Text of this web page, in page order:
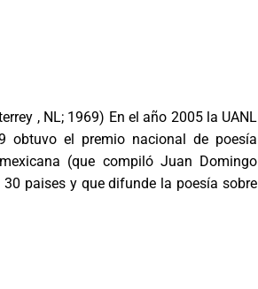
, NL; 1969) En el año 2005 la UANL
el premio nacional de poesía
(que compiló Juan Domingo
30 paises y que difunde la poesía sobre